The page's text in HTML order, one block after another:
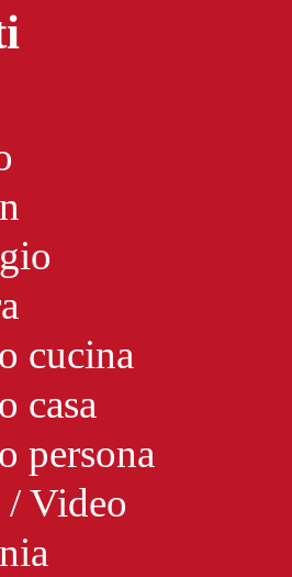
cucina
casa
persona
Video